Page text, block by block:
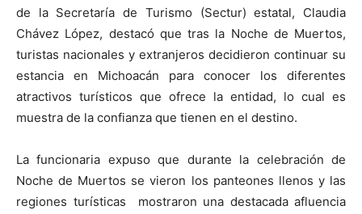
de la Secretaría de Turismo (Sectur) estatal, Claudia
Chávez López, destacó que tras la Noche de Muertos,
turistas nacionales y extranjeros decidieron continuar su
estancia en Michoacán para conocer los diferentes
atractivos turísticos que ofrece la entidad, lo cual es
muestra de la confianza que tienen en el destino.
La funcionaria expuso que durante la celebración de
Noche de Muertos se vieron los panteones llenos y las
regiones turísticas mostraron una destacada afluencia